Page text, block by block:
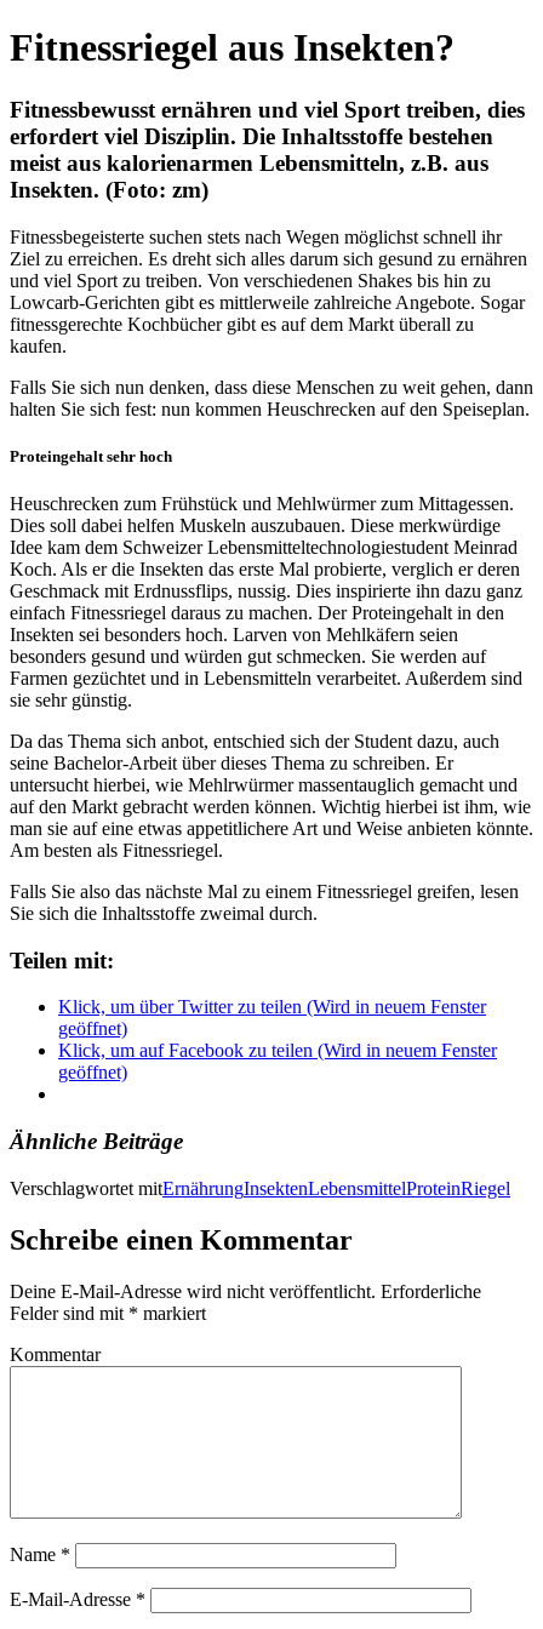
Fitnessriegel aus Insekten?
Fitnessbewusst ernähren und viel Sport treiben, dies
erfordert viel Disziplin. Die Inhaltsstoffe bestehen
meist aus kalorienarmen Lebensmitteln, z.B. aus
Insekten. (Foto: zm)
Fitnessbegeisterte suchen stets nach Wegen möglichst schnell ihr
Ziel zu erreichen. Es dreht sich alles darum sich gesund zu ernähren
und viel Sport zu treiben. Von verschiedenen Shakes bis hin zu
Lowcarb-Gerichten gibt es mittlerweile zahlreiche Angebote. Sogar
fitnessgerechte Kochbücher gibt es auf dem Markt überall zu
kaufen.
Falls Sie sich nun denken, dass diese Menschen zu weit gehen, dann
halten Sie sich fest: nun kommen Heuschrecken auf den Speiseplan.
Proteingehalt sehr hoch
Heuschrecken zum Frühstück und Mehlwürmer zum Mittagessen.
Dies soll dabei helfen Muskeln auszubauen. Diese merkwürdige
Idee kam dem Schweizer Lebensmitteltechnologiestudent Meinrad
Koch. Als er die Insekten das erste Mal probierte, verglich er deren
Geschmack mit Erdnussflips, nussig. Dies inspirierte ihn dazu ganz
einfach Fitnessriegel daraus zu machen. Der Proteingehalt in den
Insekten sei besonders hoch. Larven von Mehlkäfern seien
besonders gesund und würden gut schmecken. Sie werden auf
Farmen gezüchtet und in Lebensmitteln verarbeitet. Außerdem sind
sie sehr günstig.
Da das Thema sich anbot, entschied sich der Student dazu, auch
seine Bachelor-Arbeit über dieses Thema zu schreiben. Er
untersucht hierbei, wie Mehlrwürmer massentauglich gemacht und
auf den Markt gebracht werden können. Wichtig hierbei ist ihm, wie
man sie auf eine etwas appetitlichere Art und Weise anbieten könnte.
Am besten als Fitnessriegel.
Falls Sie also das nächste Mal zu einem Fitnessriegel greifen, lesen
Sie sich die Inhaltsstoffe zweimal durch.
Teilen mit:
Klick, um über Twitter zu teilen (Wird in neuem Fenster
geöffnet)
Klick, um auf Facebook zu teilen (Wird in neuem Fenster
geöffnet)
Ähnliche Beiträge
Verschlagwortet mitErnährungInsektenLebensmittelProteinRiegel
Schreibe einen Kommentar
Deine E-Mail-Adresse wird nicht veröffentlicht. Erforderliche
Felder sind mit * markiert
Kommentar
Name *
E-Mail-Adresse *